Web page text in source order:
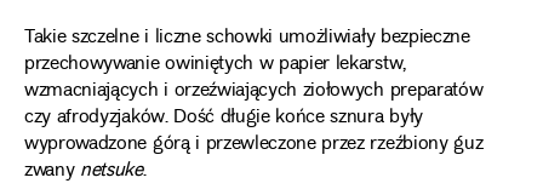
Takie szczelne i liczne schowki umożliwiały bezpieczne
przechowywanie owiniętych w papier lekarstw,
wzmacniających i orzeźwiających ziołowych preparatów
czy afrodyzjaków. Dość długie końce sznura były
wyprowadzone górą i przewleczone przez rzeźbiony guz
zwanynetsuke.